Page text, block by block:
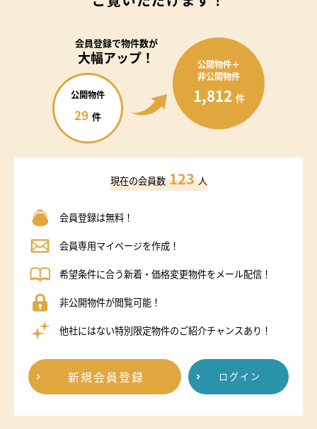
会員登録で物件数が
大幅アップ！
公開物件
29 件
公開物件＋
非公開物件
1,812 件
現在の会員数 123 人
会員登録は無料！
会員専用マイページを作成！
希望条件に合う新着・価格変更物件をメール配信！
非公開物件が閲覧可能！
他社にはない特別限定物件のご紹介チャンスあり！
新規会員登録 ログイン